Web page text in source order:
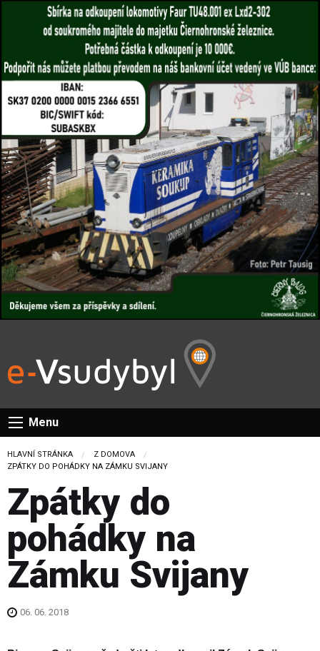
Menu
HLAVNÍ STRÁNKA
Z DOMOVA
CURRENT:
ZPÁTKY DO POHÁDKY NA ZÁMKU SVIJANY
Zpátky do
pohádky na
Zámku Svijany
06. 06. 2018